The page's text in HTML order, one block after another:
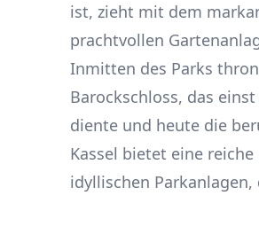
ist, zieht mit dem
prachtvollen
Inmitten des Parks
Barockschloss, das
diente und heute die
Kassel bietet eine
idyllischen